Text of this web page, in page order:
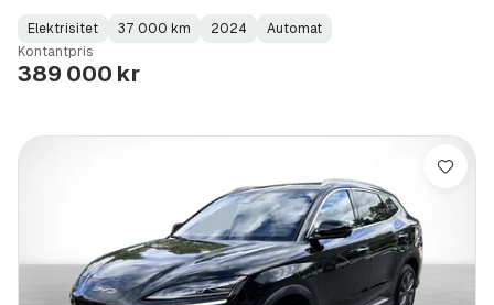
Fuel
Type:
Elektrisitet
Kilometerstand:
37 000 km
Model
Year:
2024
Gearbox
Type:
Automat
Kontantpris
389 000 kr
Lagre